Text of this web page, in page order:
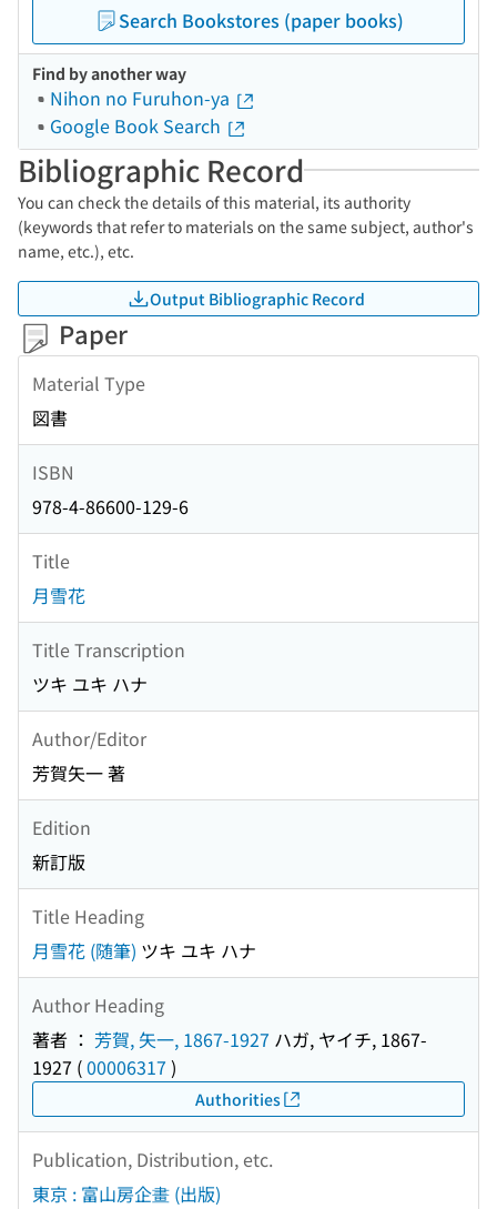
Search Bookstores (paper books)
Find by another way
Nihon no Furuhon-ya
Google Book Search
Bibliographic Record
You can check the details of this material, its authority
(keywords that refer to materials on the same subject, author's
name, etc.), etc.
Output Bibliographic Record
Paper
Material Type
図書
ISBN
978-4-86600-129-6
Title
月雪花
Title Transcription
ツキ ユキ ハナ
Author/Editor
芳賀矢一 著
Edition
新訂版
Title Heading
月雪花 (随筆) ツキ ユキ ハナ
Author Heading
著者 ： 芳賀, 矢一, 1867-1927 ハガ, ヤイチ, 1867-
1927 (00006317 )
Authorities
Publication, Distribution, etc.
東京 : 富山房企畫 (出版)